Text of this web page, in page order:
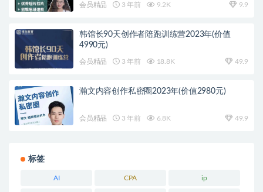
会员精品 3 年前 9.2K 9.9
韩馆长90天创作者陪跑训练营2023年(价值
4990元)
会员精品 3 年前 18.8K 49.9
瀚文内容创作私密圈2023年(价值2980元)
会员精品 3 年前 6.8K 49.9
标签
AI CPA ip